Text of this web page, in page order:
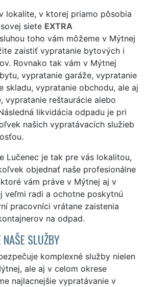
lokalite, v ktorej priamo pôsobia
siete EXTRA
toho vám môžeme v Mýtnej
zaistiť vypratanie bytových i
Rovnako tak vám v Mýtnej
vypratanie garáže, vypratanie
skladu, vypratanie obchodu, ale aj
vypratanie reštaurácie alebo
likvidácia odpadu je pri
našich vypratávacích služieb
Lučenec je tak pre vás lokalitou,
objednať naše profesionálne
vám práve v Mýtnej aj v
veľmi radi a ochotne poskytnú
pracovníci vrátane zaistenia
na odpad.
SLUŽBY
komplexné služby nielen
ale aj v celom okrese
najlacnejšie vypratávanie v